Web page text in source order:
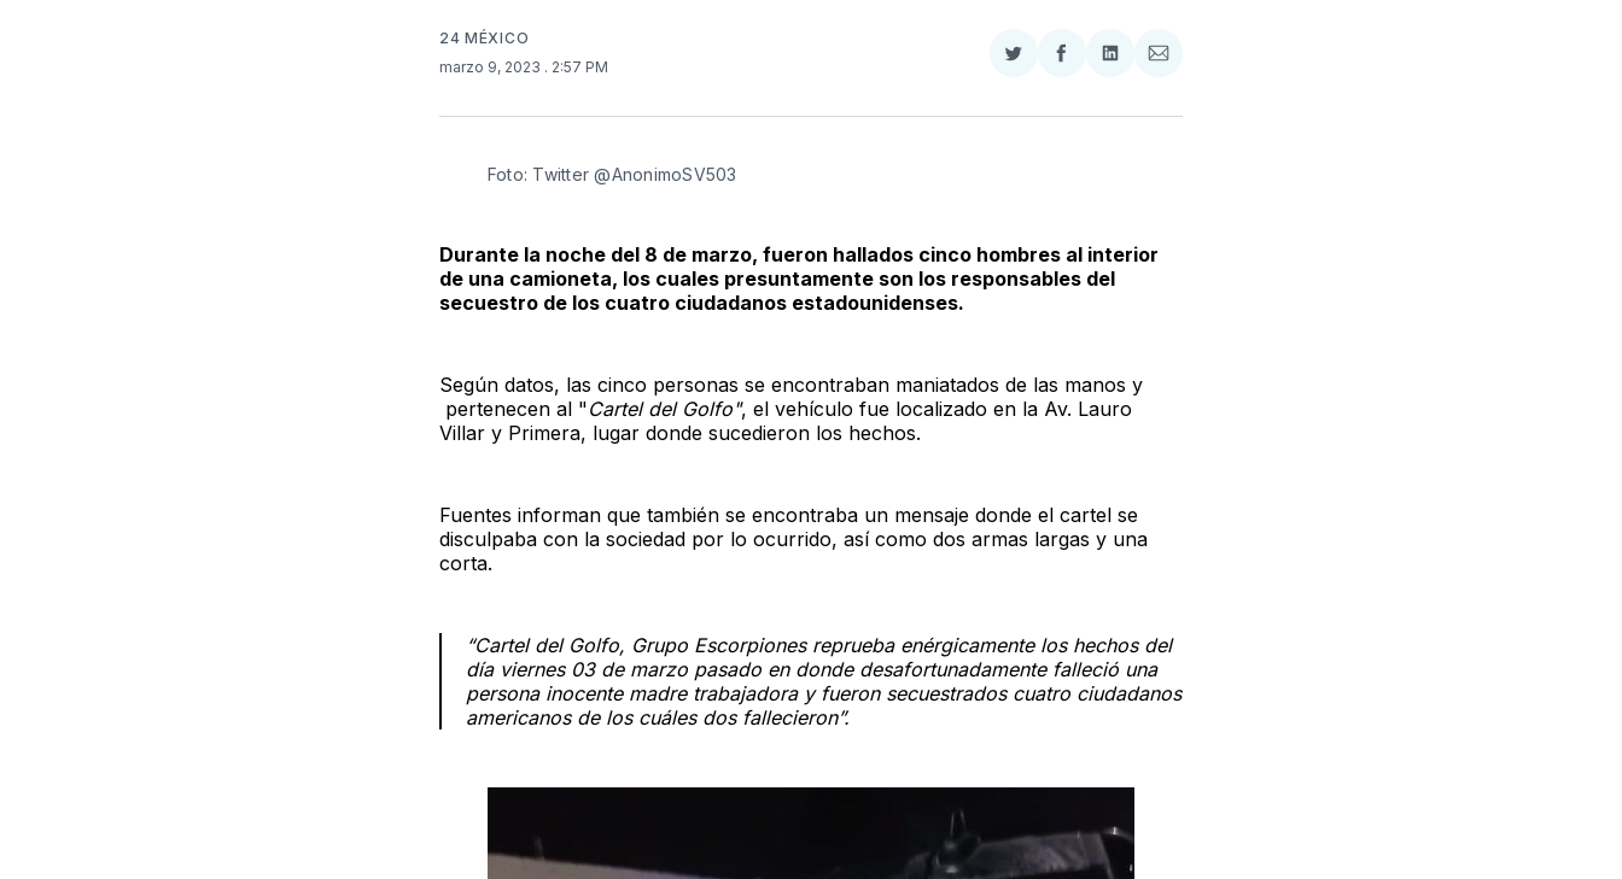
24 MÉXICO
marzo 9, 2023 . 2:57 PM
Compartir
Twitter
Compartir
Facebook
Compartir
LinkedIn
Compartir
Email
Foto: Twitter @AnonimoSV503
Durante la noche del 8 de marzo, fueron hallados cinco hombres al interior
de una camioneta, los cuales presuntamente son los responsables del
secuestro de los cuatro ciudadanos estadounidenses.
Según datos, las cinco personas se encontraban maniatados de las manos y
pertenecen al "Cartel del Golfo", el vehículo fue localizado en la Av. Lauro
Villar y Primera, lugar donde sucedieron los hechos.
Fuentes informan que también se encontraba un mensaje donde el cartel se
disculpaba con la sociedad por lo ocurrido, así como dos armas largas y una
corta.
“Cartel del Golfo, Grupo Escorpiones reprueba enérgicamente los hechos del
día viernes 03 de marzo pasado en donde desafortunadamente falleció una
persona inocente madre trabajadora y fueron secuestrados cuatro ciudadanos
americanos de los cuáles dos fallecieron”.